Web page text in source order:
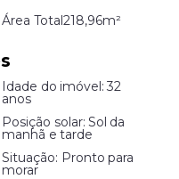
Área Total218,96m²
Idade do imóvel: 32
anos
Posição solar: Sol da
manhã e tarde
Situação: Pronto para
morar